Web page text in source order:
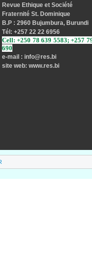
Revue Ethique et Société
Fraternité St. Dominique
B.P : 2960 Bujumbura, Burundi
Tél : +257 22 22 6956
Cell: +250 78 639 5583; +257
690
e-mail : info@res.bi
site web: www.res.bi